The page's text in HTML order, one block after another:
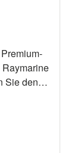
Sie den